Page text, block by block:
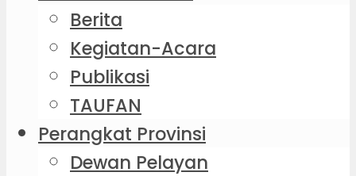
Berita
Kegiatan-Acara
Publikasi
TAUFAN
Perangkat Provinsi
Dewan Pelayan